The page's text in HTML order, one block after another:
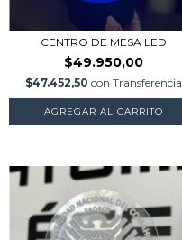
CENTRO DE MESA LED
$49.950,00
$47.452,50 con Transferencia